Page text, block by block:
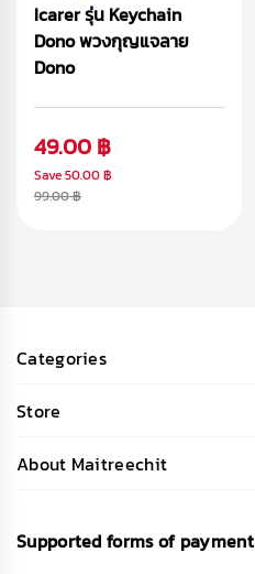
Icarer รุ่น Keychain
Dono พวงกุญแจลาย
Dono
49.00 ฿
Save50.00 ฿
99.00 ฿
Categories
Store
About Maitreechit
Supported forms of payment